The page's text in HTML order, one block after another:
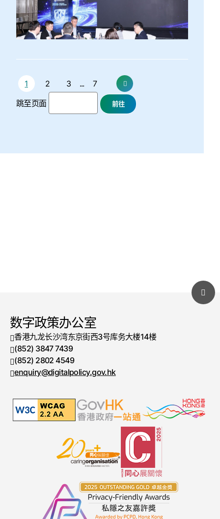
1 2 3 ... 7 下一页
跳至页面 前往
数字政策办公室
香港九龙长沙湾东京街西3号库务大楼14楼
电话号码
(852) 3847 7439
传真号码
(852) 2802 4549
enquiry@digitalpolicy.gov.hk